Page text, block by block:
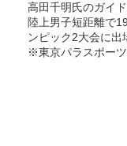
高田千明氏のガイ
陸上男子短距離で
ンピック2大会に出
※東京パラスポー